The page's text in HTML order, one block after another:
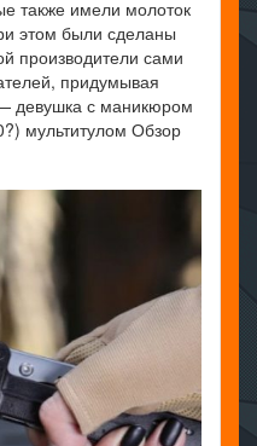
также имели молоток
этом были сделаны
производители сами
придумывая
девушка с маникюром
мультитулом Обзор